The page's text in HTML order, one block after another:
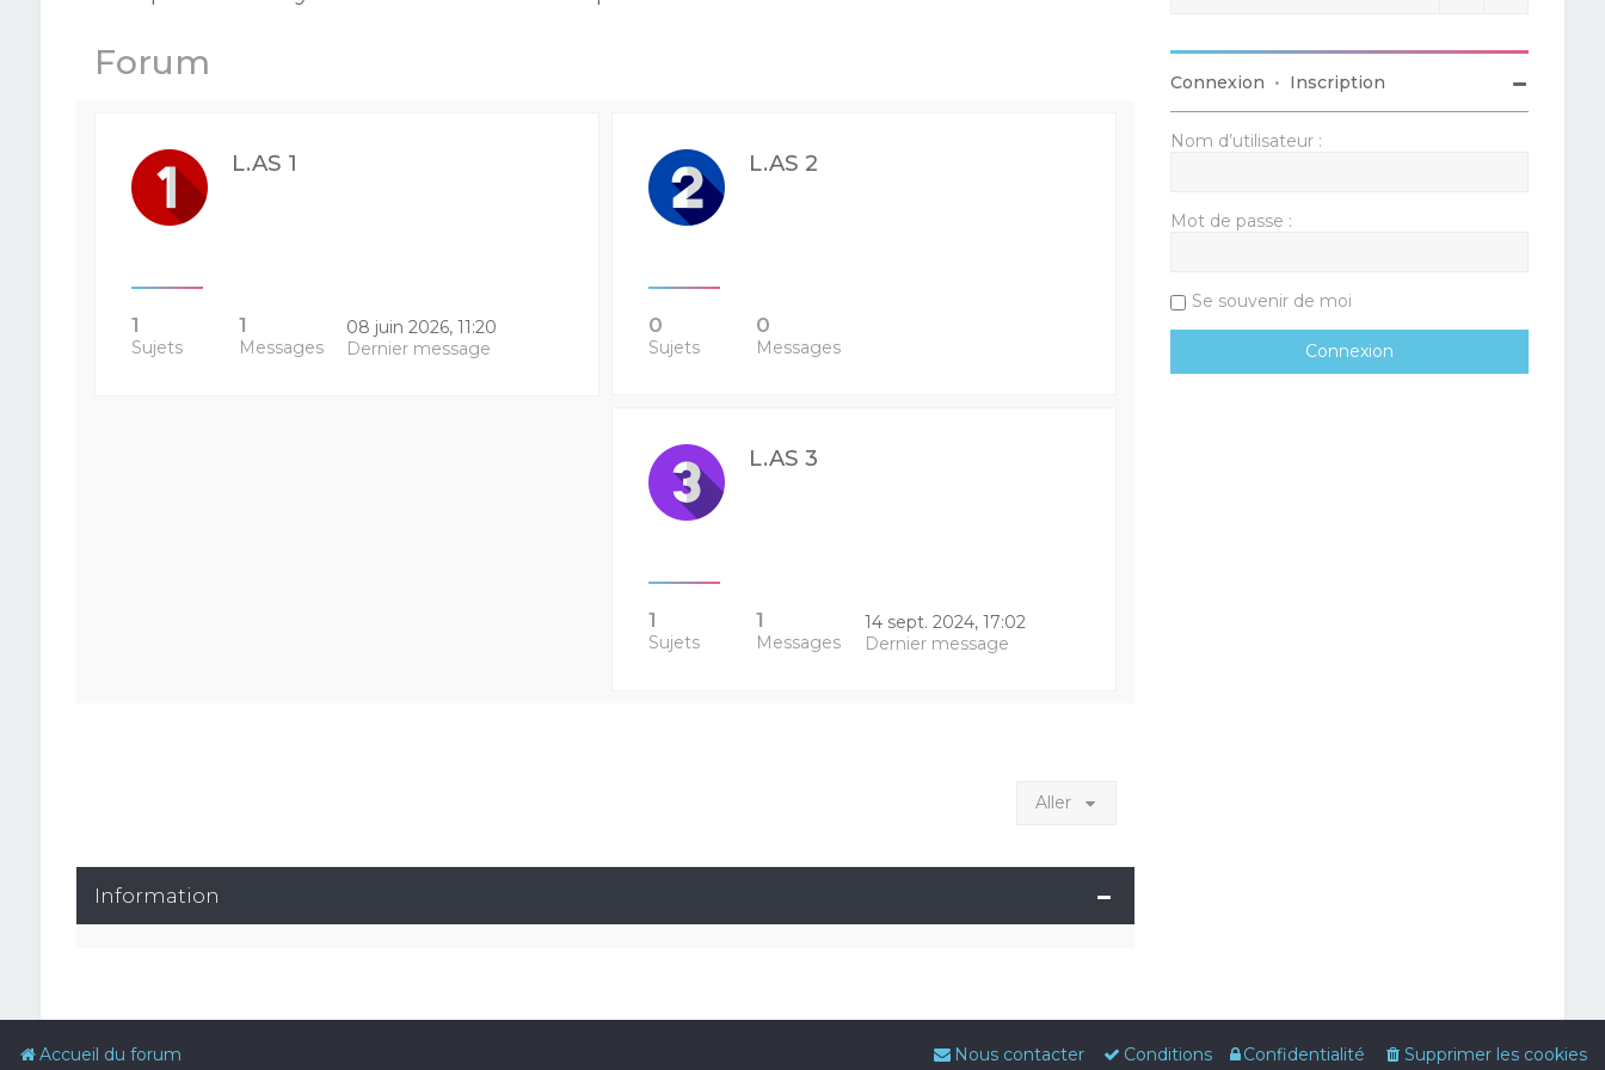
Forum
L.AS 1
1
Sujets
1
Messages
08 juin 2026, 11:20
Dernier message
L.AS 2
0
Sujets
0
Messages
L.AS 3
1
Sujets
1
Messages
14 sept. 2024, 17:02
Dernier message
Aller
Information
Connexion • Inscription
Nom d’utilisateur :
Mot de passe :
Se souvenir de moi
Accueil du forum Supprimer les cookies
Confidentialité
Conditions
Nous contacter